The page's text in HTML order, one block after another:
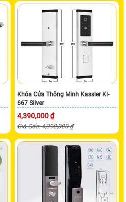
Khóa Cửa Thông Minh Kassler Kl-
667 Silver
4,390,000 ₫
Giá Gốc: 4,390,000 ₫